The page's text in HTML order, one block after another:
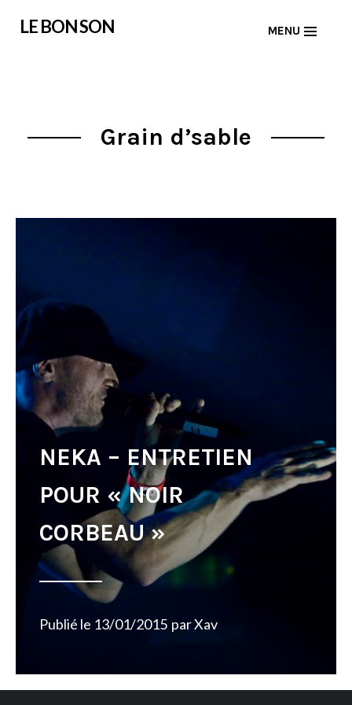
LE BON SON MENU
Grain d’sable
NEKA – ENTRETIEN
POUR « NOIR
CORBEAU »
Publié le 13/01/2015 parXav